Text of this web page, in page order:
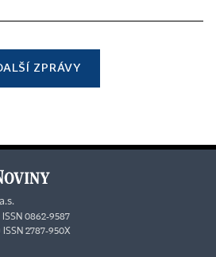
ZPRÁVY
0862-9587
2787-950X